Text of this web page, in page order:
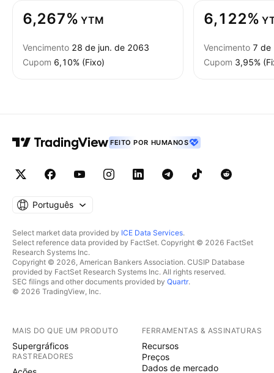
6,267% YTM
Vencimento 28 de jun. de 2063
Cupom 6,10% (Fixo)
6,122%
Vencimento 7 de
Cupom 3,95%
FEITO POR HUMANOS
Português
Select market data provided by ICE Data Services.
Select reference data provided by FactSet. Copyright © 2026 FactSet
Research Systems Inc.
Copyright © 2026, American Bankers Association. CUSIP Database
provided by FactSet Research Systems Inc. All rights reserved.
SEC filings and other documents provided by Quartr.
© 2026 TradingView, Inc.
MAIS DO QUE UM PRODUTO
Supergráficos
RASTREADORES
FERRAMENTAS & ASSINATURAS
Recursos
Preços
Dados de mercado